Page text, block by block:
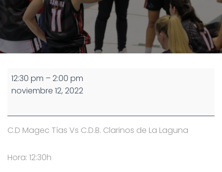
Partido
Cadete
12:30 pm –2:00 pm
noviembre 12, 2022
C.D Magec Tías Vs C.D.B. Clarinos de La Laguna
Hora: 12:30h